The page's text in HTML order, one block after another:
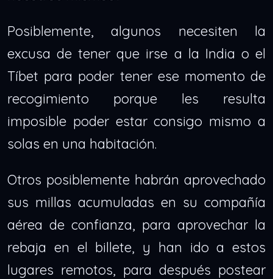
Posiblemente, algunos necesiten la
excusa de tener que irse a la India o el
Tíbet para poder tener ese momento de
recogimiento porque les resulta
imposible poder estar consigo mismo a
solas en una habitación.
Otros posiblemente habrán aprovechado
sus millas acumuladas en su compañía
aérea de confianza, para aprovechar la
rebaja en el billete, y han ido a estos
lugares remotos, para después postear